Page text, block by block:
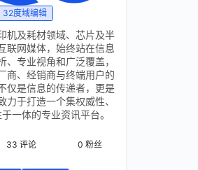
32度域编辑
机及耗材领域、芯片及半
联网媒体，始终站在信息
、专业视角和广泛覆盖，
商、经销商与终端用户的
仅是信息的传递者，更是
力于打造一个集权威性、
一体的专业资讯平台。
33 评论 0 粉丝